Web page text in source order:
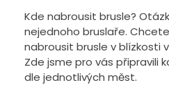
Kde nabrousit brusle?
nejednoho bruslaře.
nabrousit brusle v blízkosti
Zde jsme pro vás připravili
dle jednotlivých měst.